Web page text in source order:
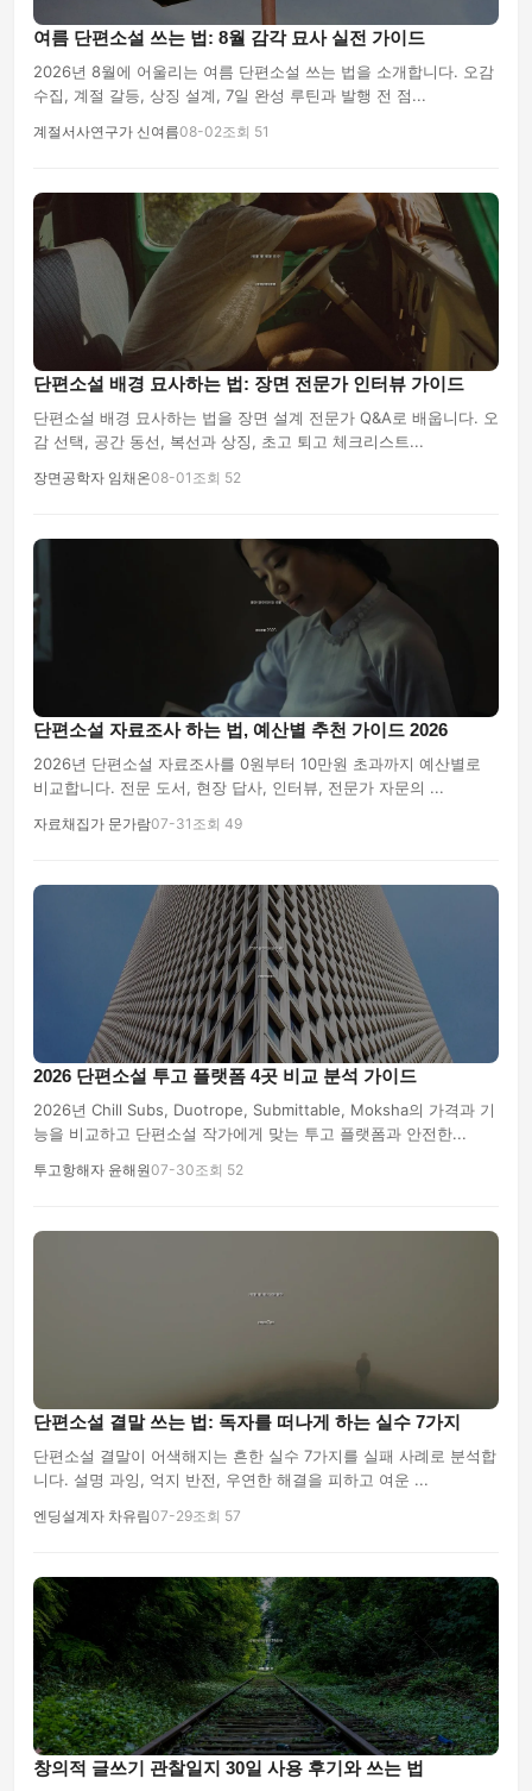
여름 단편소설 쓰는 법: 8월 감각 묘사 실전 가이드
2026년 8월에 어울리는 여름 단편소설 쓰는 법을 소개합니다. 오감
수집, 계절 갈등, 상징 설계, 7일 완성 루틴과 발행 전 점...
계절서사연구가 신여름08-02조회 51
단편소설 배경 묘사하는 법: 장면 전문가 인터뷰 가이드
단편소설 배경 묘사하는 법을 장면 설계 전문가 Q&A로 배웁니다. 오
감 선택, 공간 동선, 복선과 상징, 초고 퇴고 체크리스트...
장면공학자 임채온08-01 조회 52
단편소설 자료조사 하는 법, 예산별 추천 가이드 2026
2026년 단편소설 자료조사를 0원부터 10만원 초과까지 예산별로
비교합니다. 전문 도서, 현장 답사, 인터뷰, 전문가 자문의 ...
자료채집가 문가람07-31 조회 49
2026 단편소설 투고 플랫폼 4곳 비교 분석 가이드
2026년 Chill Subs, Duotrope, Submittable, Moksha의 가격과 기
능을 비교하고 단편소설 작가에게 맞는 투고 플랫폼과 안전한...
투고항해자 윤해원07-30조회 52
단편소설 결말 쓰는 법: 독자를 떠나게 하는 실수 7가지
단편소설 결말이 어색해지는 흔한 실수 7가지를 실패 사례로 분석합
니다. 설명 과잉, 억지 반전, 우연한 해결을 피하고 여운 ...
엔딩설계자 차유림07-29조회 57
창의적 글쓰기 관찰일지 30일 사용 후기와 쓰는 법